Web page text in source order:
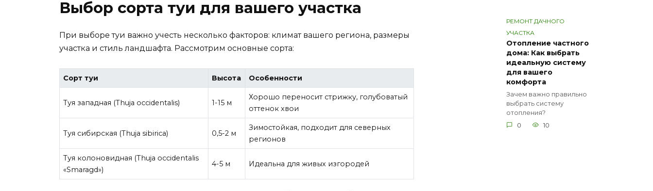
Выбор сорта туи для вашего участка
При выборе туи важно учесть несколько факторов: климат вашего региона, размеры
участка и стиль ландшафта. Рассмотрим основные сорта:
Сорт туи Высота Особенности
Туя западная (Thuja occidentalis) 1-15 м
Хорошо переносит стрижку, голубоватый
оттенок хвои
Туя сибирская (Thuja sibirica) 0,5-2 м
Зимостойкая, подходит для северных
регионов
Туя колоновидная (Thuja occidentalis
«Smaragd»)
4-5 м Идеальна для живых изгородей
РЕМОНТ ДАЧНОГО
УЧАСТКА
Отопление частного
дома: Как выбрать
идеальную систему
для вашего
комфорта
Зачем важно правильно
выбрать систему
отопления?
0
10